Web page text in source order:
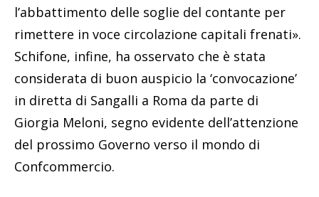
l’abbattimento delle soglie del contante per
rimettere in voce circolazione capitali frenati».
Schifone, infine, ha osservato che è stata
considerata di buon auspicio la ‘convocazione’
in diretta di Sangalli a Roma da parte di
Giorgia Meloni, segno evidente dell’attenzione
del prossimo Governo verso il mondo di
Confcommercio.